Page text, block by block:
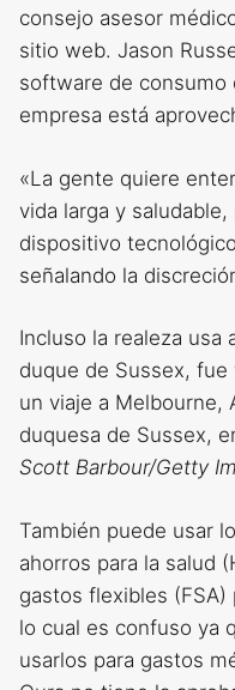
consejo asesor
sitio web. Jason
software de consumo
empresa está
«La gente quiere
vida larga y
dispositivo
señalando la
Incluso la realeza usa
duque de Sussex,
un viaje a Melbourne,
duquesa de Sussex,
Scott Barbour/Getty
También puede usar
ahorros para la salud
gastos flexibles (FSA)
lo cual es confuso ya
usarlos para gastos